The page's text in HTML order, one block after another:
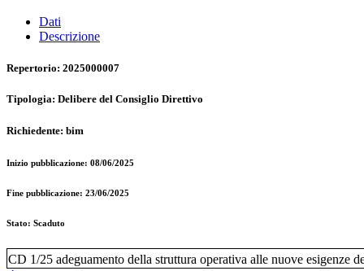
Dati
Descrizione
Repertorio: 2025000007
Tipologia: Delibere del Consiglio Direttivo
Richiedente: bim
Inizio pubblicazione: 08/06/2025
Fine pubblicazione: 23/06/2025
Stato: Scaduto
CD 1/25 adeguamento della struttura operativa alle nuove